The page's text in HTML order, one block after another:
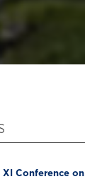
XI Conference on